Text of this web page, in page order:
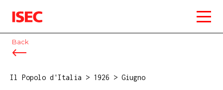
ISEC
Back
Il Popolo d'Italia > 1926 > Giugno